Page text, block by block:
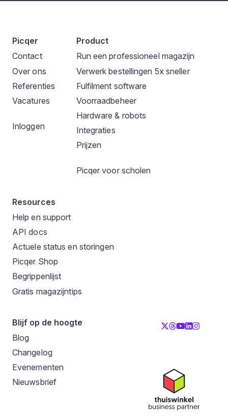
Picqer
Contact
Over ons
Referenties
Vacatures
Inloggen
Product
Run een professioneel magazijn
Verwerk bestellingen 5x sneller
Fulfilment software
Voorraadbeheer
Hardware & robots
Integraties
Prijzen
Picqer voor scholen
Resources
Help en support
API docs
Actuele status en storingen
Picqer Shop
Begrippenlijst
Gratis magazijntips
Blijf op de hoogte
Blog
Changelog
Evenementen
Nieuwsbrief